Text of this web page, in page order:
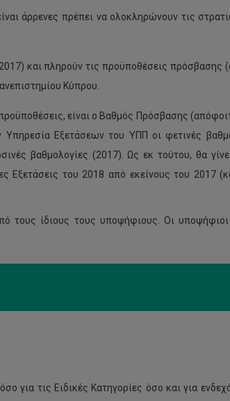
άρρενες πρέπει να ολοκληρώνουν τις
και πληρούν τις προϋποθέσεις πρόσβασης
Κύπρου.
είναι ο Βαθμός Πρόσβασης
Εξετάσεων του ΥΠΠ οι φετινές
βαθμολογίες (2017). Ως εκ τούτου, θα
του 2018 από εκείνους του 2017
τους ίδιους τους υποψήφιους. Οι
για τις Ειδικές Κατηγορίες όσο και για